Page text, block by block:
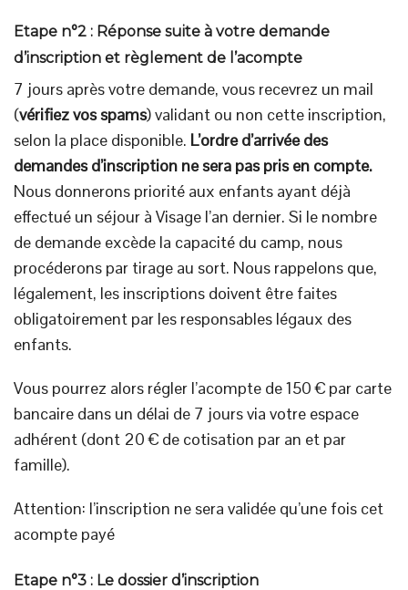
Etape n°2 : Réponse suite à votre demande
d’inscription et règlement de l’acompte
7 jours après votre demande, vous recevrez un mail
(vérifiez vos spams) validant ou non cette inscription,
selon la place disponible. L’ordre d’arrivée des
demandes d’inscription ne sera pas pris en compte.
Nous donnerons priorité aux enfants ayant déjà
effectué un séjour à Visage l’an dernier. Si le nombre
de demande excède la capacité du camp, nous
procéderons par tirage au sort. Nous rappelons que,
légalement, les inscriptions doivent être faites
obligatoirement par les responsables légaux des
enfants.
Vous pourrez alors régler l’acompte de 150 € par carte
bancaire dans un délai de 7 jours via votre espace
adhérent (dont 20 € de cotisation par an et par
famille).
Attention: l’inscription ne sera validée qu’une fois cet
acompte payé
Etape n°3 : Le dossier d’inscription